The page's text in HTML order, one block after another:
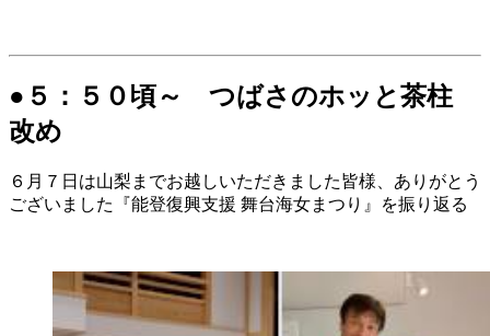
●５：５０頃～ つばさのホッと茶柱
改め
６月７日は山梨までお越しいただきました皆様、ありがとう
ございました『能登復興支援 舞台海女まつり』を振り返る